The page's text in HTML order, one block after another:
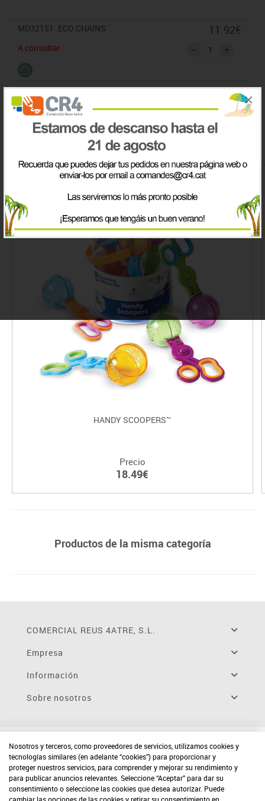
×
MD32151
ECO CHAINS
A consultar
11.92€
IVA incluido
Comprado conjuntamente
HANDY SCOOPERS™
Precio
18.49€
Productos de la misma categoría
COMERCIAL REUS 4ATRE, S.L.
Empresa
Información
Sobre nosotros
Nosotros y terceros, como proveedores de servicios, utilizamos cookies y
tecnologías similares (en adelante “cookies”) para proporcionar y
proteger nuestros servicios, para comprender y mejorar su rendimiento y
para publicar anuncios relevantes. Seleccione “Aceptar” para dar su
consentimiento o seleccione las cookies que desea autorizar. Puede